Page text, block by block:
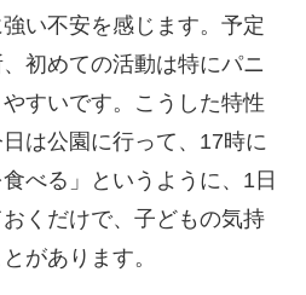
い不安を感じます。予定
初めての活動は特にパニ
すいです。こうした特性
は公園に行って、17時に
べる」というように、1日
くだけで、子どもの気持
があります。